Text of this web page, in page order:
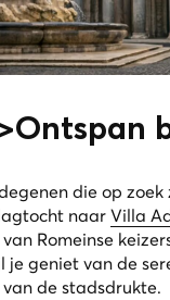
die op
naarVilla
van Romeinse
je geniet van de
de stadsdrukte.